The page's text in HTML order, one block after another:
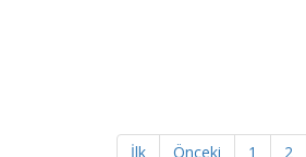
İlk Önceki 1 2